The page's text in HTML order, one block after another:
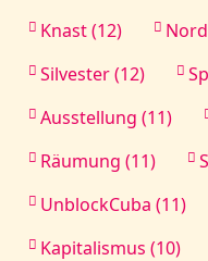
Knast (12)
Silvester (12)
Ausstellung (11)
Räumung (11)
UnblockCuba (11)
Kapitalismus (10)